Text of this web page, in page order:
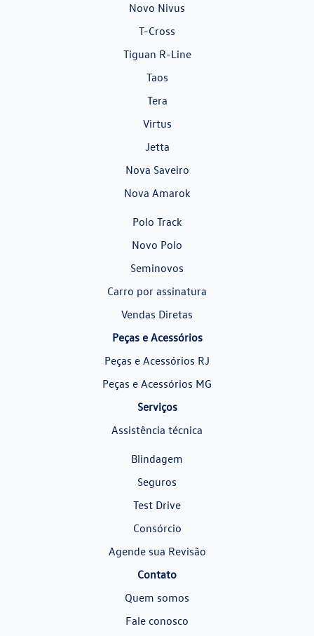
Novo Nivus
T-Cross
Tiguan R-Line
Taos
Tera
Virtus
Jetta
Nova Saveiro
Nova Amarok
Polo Track
Novo Polo
Seminovos
Carro por assinatura
Vendas Diretas
Peças e Acessórios
Peças e Acessórios RJ
Peças e Acessórios MG
Serviços
Assistência técnica
Blindagem
Seguros
Test Drive
Consórcio
Agende sua Revisão
Contato
Quem somos
Fale conosco